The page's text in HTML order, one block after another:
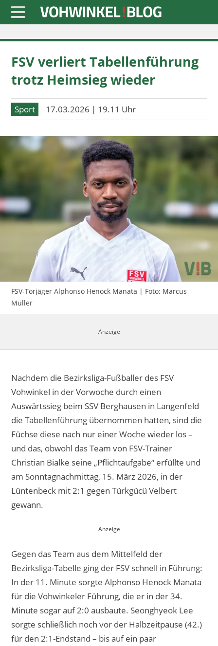
Startseite
» Blaulicht
» Freizeit
» Notizen
» Politik
» Sport
Datenschutz
Impressum
FSV verliert Tabellenführung
trotz Heimsieg wieder
Sport 17.03.2026 | 19.11 Uhr
FSV-Torjäger Alphonso Henock Manata | Foto: Marcus
Müller
Nachdem die Bezirksliga-Fußballer des FSV
Vohwinkel in der Vorwoche durch einen
Auswärtssieg beim SSV Berghausen in Langenfeld
die Tabellenführung übernommen hatten, sind die
Füchse diese nach nur einer Woche wieder los –
und das, obwohl das Team von FSV-Trainer
Christian Bialke seine „Pflichtaufgabe“ erfüllte und
am Sonntagnachmittag, 15. März 2026, in der
Lüntenbeck mit 2:1 gegen Türkgücü Velbert
gewann.
Gegen das Team aus dem Mittelfeld der
Bezirksliga-Tabelle ging der FSV schnell in Führung:
In der 11. Minute sorgte Alphonso Henock Manata
für die Vohwinkeler Führung, die er in der 34.
Minute sogar auf 2:0 ausbaute. Seonghyeok Lee
sorgte schließlich noch vor der Halbzeitpause (42.)
für den 2:1-Endstand – bis auf ein paar